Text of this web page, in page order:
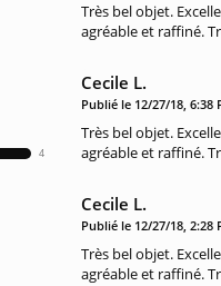
4
Très bel objet.
agréable et raffiné.
Cecile L.
Publié le 12/27/18, 6:38
Très bel objet.
agréable et raffiné.
Cecile L.
Publié le 12/27/18, 2:28
Très bel objet.
agréable et raffiné.